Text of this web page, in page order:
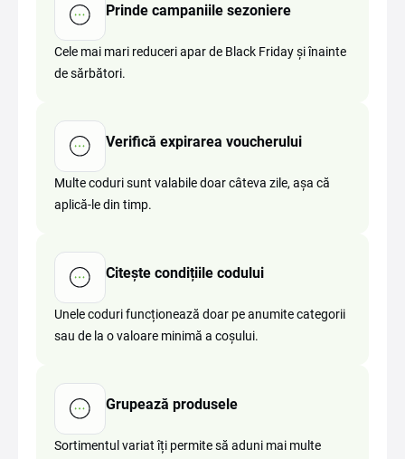
Prinde campaniile sezoniere
Cele mai mari reduceri apar de Black Friday și înainte
de sărbători.
Verifică expirarea voucherului
Multe coduri sunt valabile doar câteva zile, așa că
aplică-le din timp.
Citește condițiile codului
Unele coduri funcționează doar pe anumite categorii
sau de la o valoare minimă a coșului.
Grupează produsele
Sortimentul variat îți permite să aduni mai multe